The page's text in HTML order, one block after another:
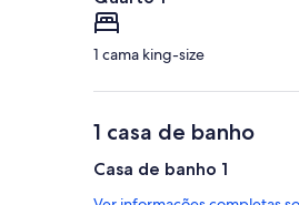
1 cama king-size
1 casa de banho
Casa de banho 1